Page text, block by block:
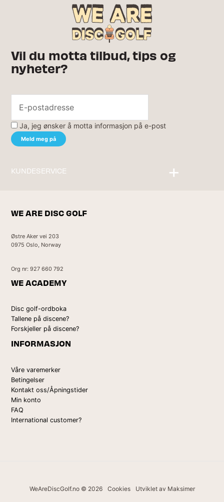
Vil du motta tilbud, tips og
nyheter?
Ja, jeg ønsker å motta informasjon på e-post
KUNDESERVICE
WE ARE DISC GOLF
Østre Aker vei 203
0975 Oslo, Norway
Org nr: 927 660 792
WE ACADEMY
Disc golf-ordboka
Tallene på discene?
Forskjeller på discene?
INFORMASJON
Våre varemerker
Betingelser
Kontakt oss/Åpningstider
Min konto
FAQ
International customer?
WeAreDiscGolf.no © 2026 Cookies Utviklet av Maksimer